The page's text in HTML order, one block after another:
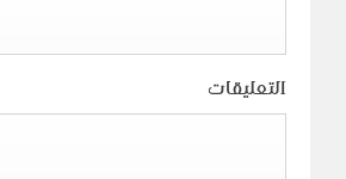
التعليقات